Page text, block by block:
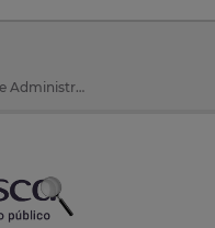
Convocatoria de 5 plazas: Oposiciones de Administratius de Catalunya en Salou (Tarragona)